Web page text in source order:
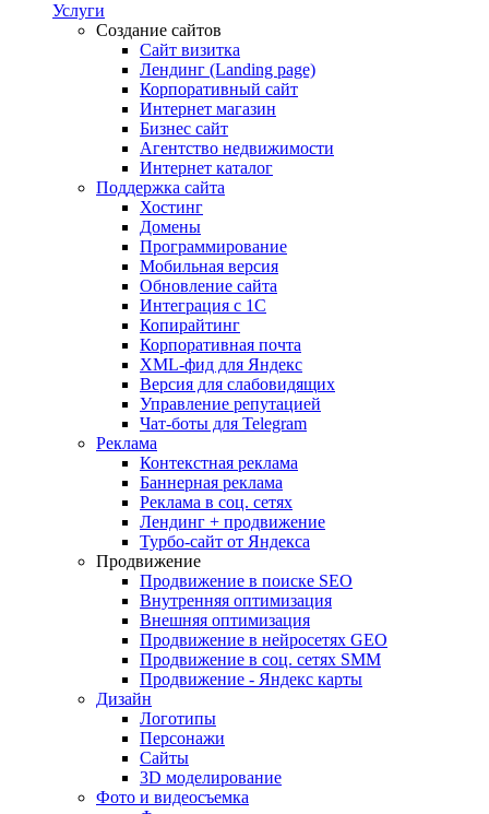
Услуги
Создание сайтов
Сайт визитка
Лендинг (Landing page)
Корпоративный сайт
Интернет магазин
Бизнес сайт
Агентство недвижимости
Интернет каталог
Поддержка сайта
Хостинг
Домены
Программирование
Мобильная версия
Обновление сайта
Интеграция с 1С
Копирайтинг
Корпоративная почта
XML-фид для Яндекс
Версия для слабовидящих
Управление репутацией
Чат-боты для Telegram
Реклама
Контекстная реклама
Баннерная реклама
Реклама в соц. сетях
Лендинг + продвижение
Турбо-сайт от Яндекса
Продвижение
Продвижение в поиске SEO
Внутренняя оптимизация
Внешняя оптимизация
Продвижение в нейросетях GEO
Продвижение в соц. сетях SMM
Продвижение - Яндекс карты
Дизайн
Логотипы
Персонажи
Сайты
3D моделирование
Фото и видеосъемка